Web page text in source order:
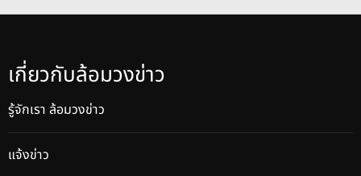
เกี่ยวกับล้อมวงข่าว
รู้จักเรา ล้อมวงข่าว
แจ้งข่าว